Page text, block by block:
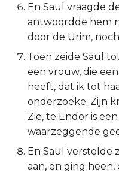
2 Thessalonicenzen
1 Timótheüs
Filémon
Hebreeën
En Saul vraagde
antwoordde hem
door de Urim,
Toen zeide Saul
een vrouw, die
heeft, dat ik tot
onderzoeke. Zijn
Zie, te Endor is
waarzeggende
En Saul verstelde
aan, en ging